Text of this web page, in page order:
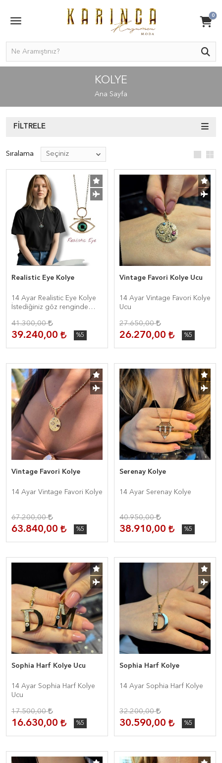
0
KOLYE
Ana Sayfa
FILTRELE
Sıralama
Realistic Eye Kolye
14 Ayar Realistic Eye Kolye
İstediğiniz göz renginde
41.300,00
39.240,00 %5
Vintage Favori Kolye Ucu
14 Ayar Vintage Favori Kolye
Ucu
27.650,00
26.270,00 %5
Vintage Favori Kolye
14 Ayar Vintage Favori Kolye
67.200,00
63.840,00 %5
Serenay Kolye
14 Ayar Serenay Kolye
40.950,00
38.910,00 %5
Sophia Harf Kolye Ucu
14 Ayar Sophia Harf Kolye
Ucu
17.500,00
16.630,00 %5
Sophia Harf Kolye
14 Ayar Sophia Harf Kolye
32.200,00
30.590,00 %5